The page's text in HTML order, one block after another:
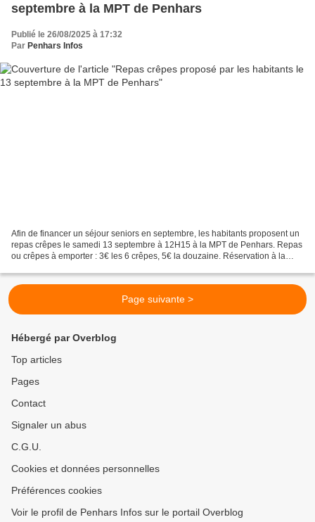
septembre à la MPT de Penhars
Publié le 26/08/2025 à 17:32
Par Penhars Infos
Afin de financer un séjour seniors en septembre, les habitants proposent un
repas crêpes le samedi 13 septembre à 12H15 à la MPT de Penhars. Repas
ou crêpes à emporter : 3€ les 6 crêpes, 5€ la douzaine. Réservation à la
Page suivante >
Hébergé par Overblog
Top articles
Pages
Contact
Signaler un abus
C.G.U.
Cookies et données personnelles
Préférences cookies
Voir le profil de Penhars Infos sur le portail Overblog